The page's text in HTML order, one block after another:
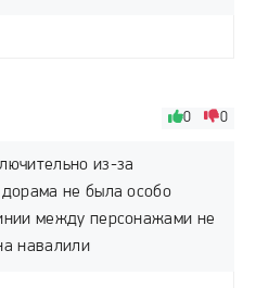
0 0
из-за
не была особо
между персонажами не
навалили